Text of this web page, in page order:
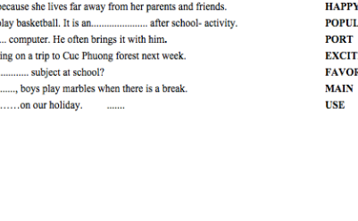
TÓM TẮT CÁC CHUYÊN ĐỀ NGỮ
PHÁP TIẾNG ANH - PDF AI